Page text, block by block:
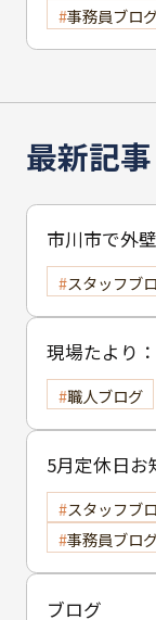
最新記事
市川市で外
｜ 色選びの
スタッフブ
現場たより
職人ブログ
5月定休日お
スタッフブ
事務員ブロ
ブログ
事務員ブロ